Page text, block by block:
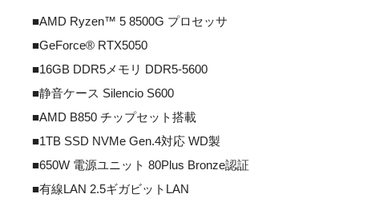
■AMD Ryzen™ 5 8500G プロセッサ
■GeForce® RTX5050
■16GB DDR5メモリ DDR5-5600
■静音ケース Silencio S600
■AMD B850 チップセット搭載
■1TB SSD NVMe Gen.4対応 WD製
■650W 電源ユニット 80Plus Bronze認証
■有線LAN 2.5ギガビットLAN